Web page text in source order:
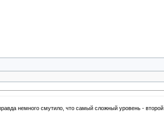
немного смутило, что самый сложный уровень - второй